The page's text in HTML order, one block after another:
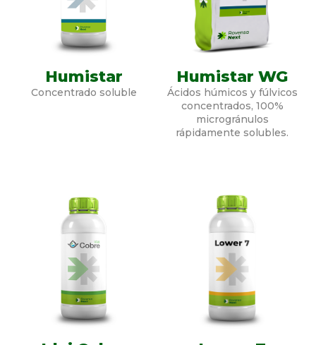
Humistar
Concentrado soluble
Humistar WG
Ácidos húmicos y fúlvicos
concentrados, 100%
microgránulos
rápidamente solubles.